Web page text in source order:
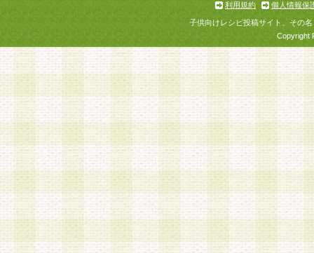
利用規約
個人情報保
子供向けレシピ投稿サイト、その
Copyright